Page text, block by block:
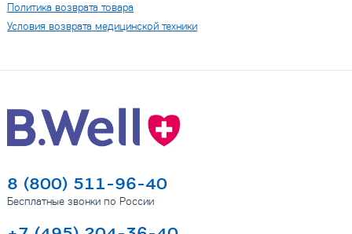
Политика возврата товара
Условия возврата медицинской техники
8 (800) 511-96-40
Бесплатные звонки по России